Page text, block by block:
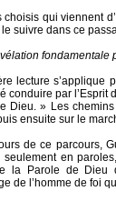
choisis qui viennent
le suivre dans ce
fondamentale
lecture s’applique
conduire par
Dieu. » Les
ensuite sur le
de ce parcours,
seulement en
la Parole de Dieu
de l’homme de foi